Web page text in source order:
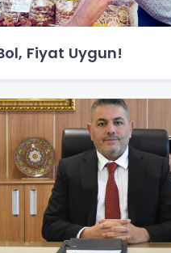
Fiyat Uygun!